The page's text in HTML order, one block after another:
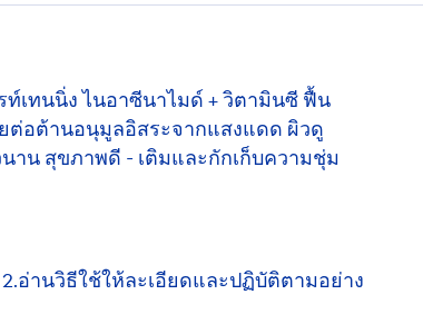
เทนนิ่ง ไนอาซีนาไมด์ + วิตามินซี ฟื้น
ยต่อต้านอนุมูลอิสระจากแสงแดด ผิวดู
าน สุขภาพดี - เติมและกักเก็บความชุ่ม
อ่านวิธีใช้ให้ละเอียดและปฏิบัติตามอย่าง